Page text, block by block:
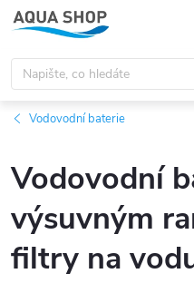
Přejít
na
obsah
Vodovodní baterie
Vodovodní
výsuvným
filtry na